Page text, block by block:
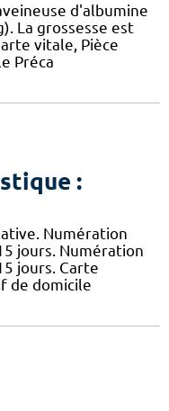
d'albumine
La grossesse est
vitale, Pièce
Préca
:
Numération
jours. Numération
jours. Carte
de domicile